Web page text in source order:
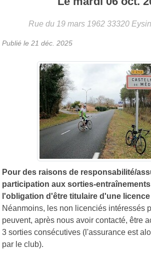
Rue du 19 mars 1962 33320
Publié le 21 déc. 2025
Pour des raisons de responsabilité/
participation aux sorties-
l'obligation d'être titulaire d'une licence
Néanmoins, les non licenciés intéressés
peuvent, après nous avoir contacté, être
3 sorties consécutives (l'assurance est
par le club).